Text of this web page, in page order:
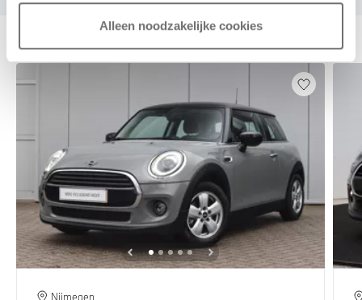
Alleen noodzakelijke cookies
Deze zijn vergelijkbaar
Nijmegen